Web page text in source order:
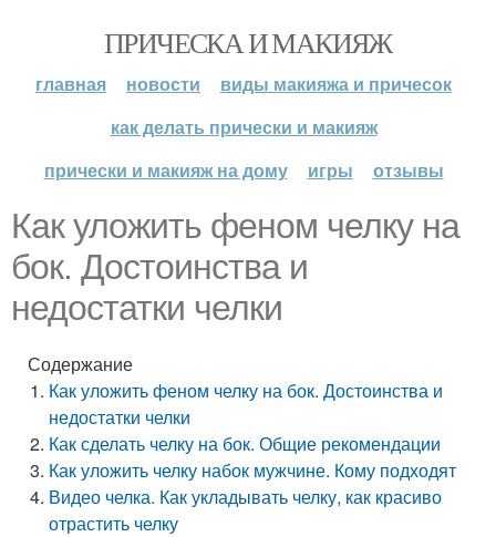
ПРИЧЕСКА И МАКИЯЖ
главная новости
виды макияжа и причесок
как делать прически и макияж
прически и макияж на дому
игры отзывы
Как уложить феном челку на
бок. Достоинства и
недостатки челки
Содержание
Как уложить феном челку на бок. Достоинства и
недостатки челки
Как сделать челку на бок. Общие рекомендации
Как уложить челку набок мужчине. Кому подходят
Видео челка. Как укладывать челку, как красиво
отрастить челку